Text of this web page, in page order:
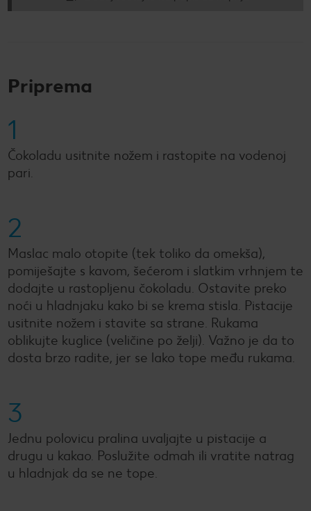
Priprema
1
Čokoladu usitnite nožem i rastopite na vodenoj
pari.
2
Maslac malo otopite (tek toliko da omekša),
pomiješajte s kavom, šećerom i slatkim vrhnjem te
dodajte u rastopljenu čokoladu. Ostavite preko
noći u hladnjaku kako bi se krema stisla. Pistacije
usitnite nožem i stavite sa strane. Rukama
oblikujte kuglice (veličine po želji). Važno je da to
dosta brzo radite, jer se lako tope među rukama.
3
Jednu polovicu pralina uvaljajte u pistacije a
drugu u kakao. Poslužite odmah ili vratite natrag
u hladnjak da se ne tope.